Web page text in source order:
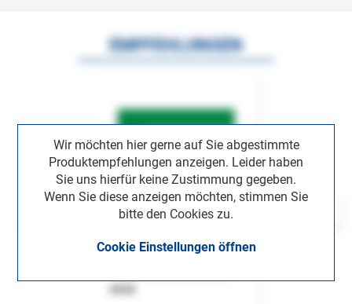
Wir möchten hier gerne auf Sie abgestimmte
Produktempfehlungen anzeigen. Leider haben
Sie uns hierfür keine Zustimmung gegeben.
Wenn Sie diese anzeigen möchten, stimmen Sie
bitte den Cookies zu.
Cookie Einstellungen öffnen
EMPFEHLUNGEN